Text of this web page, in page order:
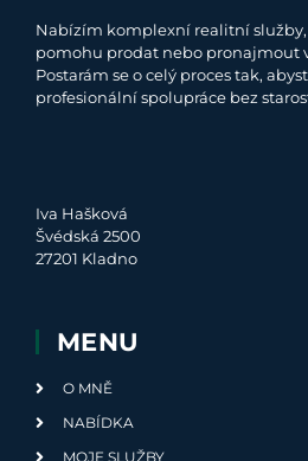
Nabízím komplexní realitní
pomohu prodat nebo pronajmout
Postarám se o celý proces tak,
profesionální spolupráce bez
Iva Hašková
Švédská 2500
27201 Kladno
MENU
O MNĚ
NABÍDKA
MOJE SLUŽBY